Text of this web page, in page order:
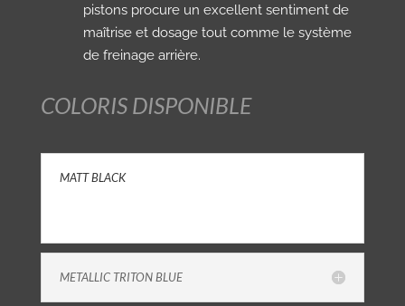
pistons procure un excellent sentiment de
maîtrise et dosage tout comme le système
de freinage arrière.
COLORIS DISPONIBLE
MATT BLACK
METALLIC TRITON BLUE